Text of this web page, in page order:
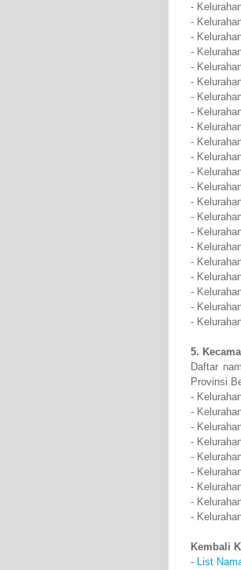
-
-
-
-
-
-
-
-
-
-
-
-
-
-
-
-
-
-
-
-
-
-
5.
Daftar
Provinsi
-
-
-
-
-
-
-
-
-
Kembali
- List